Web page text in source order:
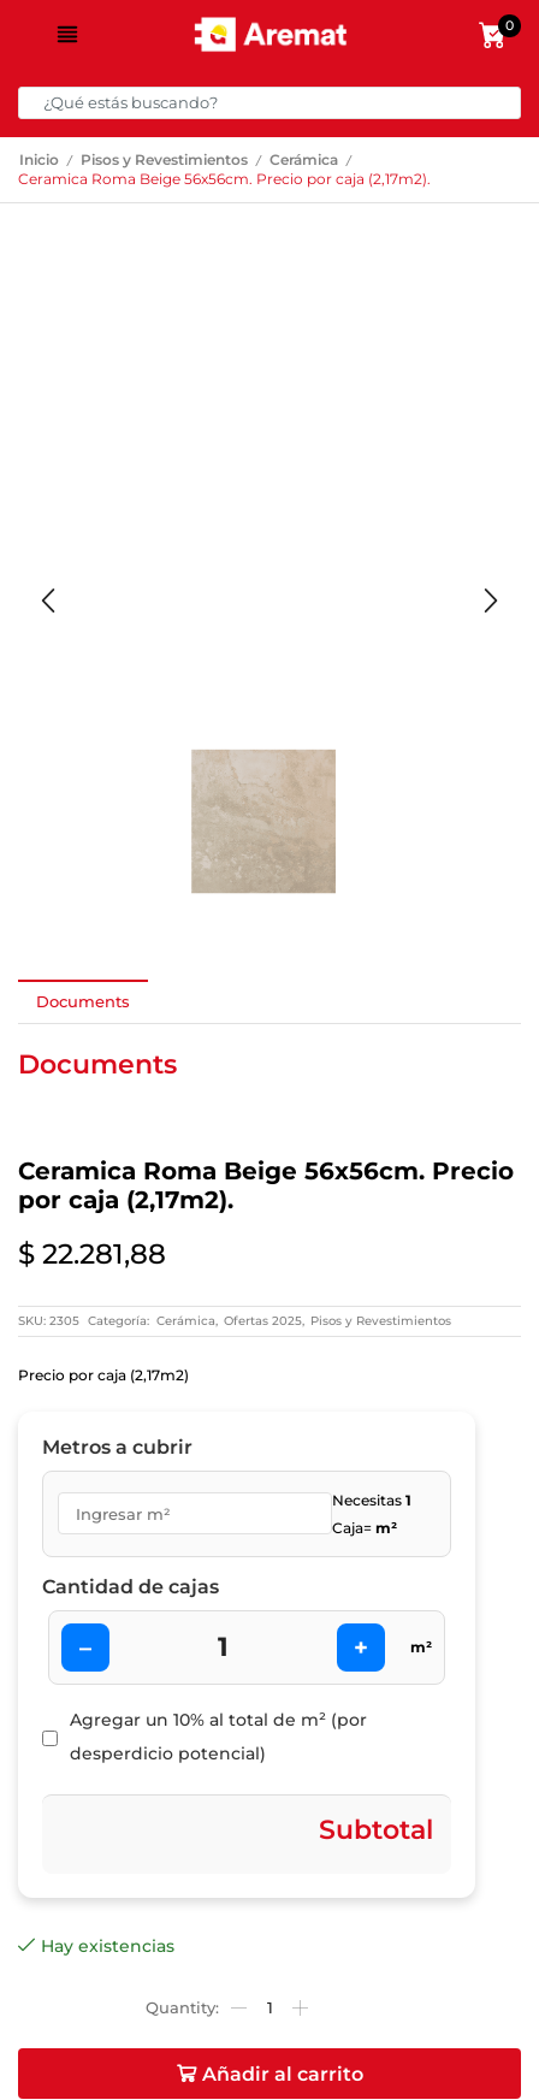
0
Inicio / Pisos y Revestimientos / Cerámica /
Ceramica Roma Beige 56x56cm. Precio por caja (2,17m2).
Documents
Documents
Ceramica Roma Beige 56x56cm. Precio
por caja (2,17m2).
$ 22.281,88
SKU: 2305 Categoría: Cerámica, Ofertas 2025, Pisos y Revestimientos
Precio por caja (2,17m2)
Metros a cubrir
Necesitas1
Caja= m²
Cantidad de cajas
– + m²
Agregar un 10% al total de m² (por
desperdicio potencial)
Subtotal
Hay existencias
Añadir al carrito